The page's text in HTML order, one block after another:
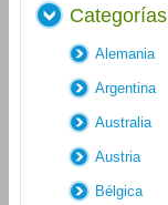
Categorías
Alemania
Argentina
Australia
Austria
Bélgica